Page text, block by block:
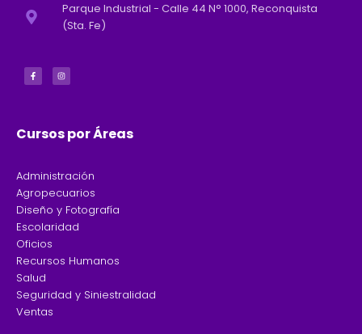
Parque Industrial - Calle 44 N° 1000, Reconquista
(Sta. Fe)
c
e
b
s
t
a
Cursos por Áreas
Administración
Agropecuarios
Diseño y Fotografía
Escolaridad
Oficios
Recursos Humanos
Salud
Seguridad y Siniestralidad
Ventas